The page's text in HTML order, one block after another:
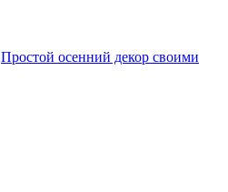
Простой осенний декор своими